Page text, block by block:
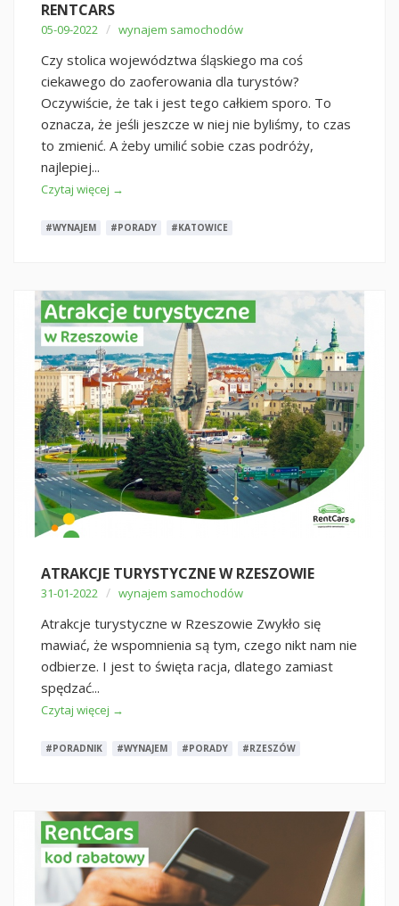
RENTCARS
05-09-2022 / wynajem samochodów
Czy stolica województwa śląskiego ma coś
ciekawego do zaoferowania dla turystów?
Oczywiście, że tak i jest tego całkiem sporo. To
oznacza, że jeśli jeszcze w niej nie byliśmy, to czas
to zmienić. A żeby umilić sobie czas podróży,
najlepiej...
Czytaj więcej →
#WYNAJEM #PORADY #KATOWICE
ATRAKCJE TURYSTYCZNE W RZESZOWIE
31-01-2022 / wynajem samochodów
Atrakcje turystyczne w Rzeszowie Zwykło się
mawiać, że wspomnienia są tym, czego nikt nam nie
odbierze. I jest to święta racja, dlatego zamiast
spędzać...
Czytaj więcej →
#PORADNIK #WYNAJEM #PORADY #RZESZÓW